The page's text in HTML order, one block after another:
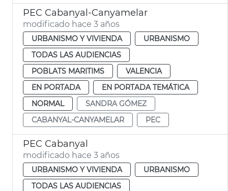
PEC Cabanyal-Canyamelar
modificado hace 3 años
URBANISMO Y VIVIENDA
URBANISMO
TODAS LAS AUDIENCIAS
POBLATS MARITIMS
VALENCIA
EN PORTADA
EN PORTADA TEMÁTICA
NORMAL
SANDRA GÓMEZ
CABANYAL-CANYAMELAR
PEC
PEC Cabanyal
modificado hace 3 años
URBANISMO Y VIVIENDA
URBANISMO
TODAS LAS AUDIENCIAS